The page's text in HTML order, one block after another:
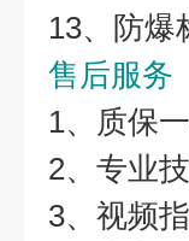
13、防爆
售后服务
1、质保
2、专业
3、视频